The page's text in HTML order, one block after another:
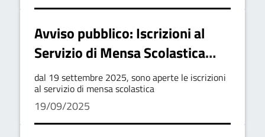
Avviso pubblico: Iscrizioni al
Servizio di Mensa Scolastica
A.S. 2025/2026​
dal 19 settembre 2025, sono aperte le iscrizioni
al servizio di mensa scolastica
19/09/2025